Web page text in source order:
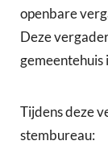
openbare
Deze
gemeentehuis
Tijdens deze
stembureau: